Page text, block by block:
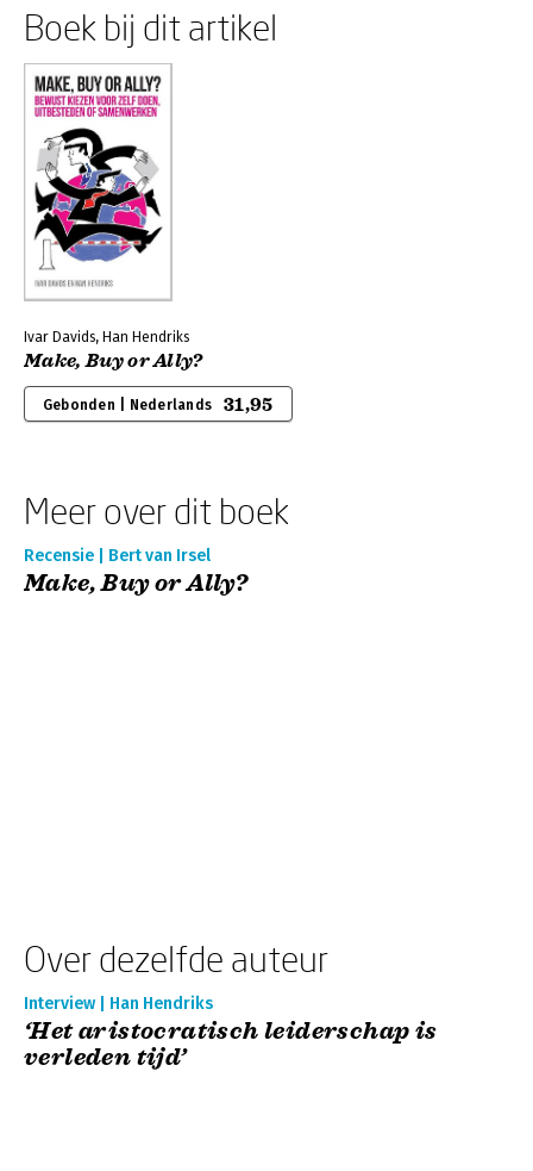
Boek bij dit artikel
Ivar Davids, Han Hendriks
Make, Buy or Ally?
Gebonden | Nederlands 31,95
Meer over dit boek
Recensie | Bert van Irsel
Make, Buy or Ally?
Over dezelfde auteur
Interview | Han Hendriks
‘Het aristocratisch leiderschap is
verleden tijd’